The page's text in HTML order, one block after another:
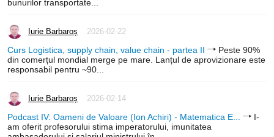
bunurilor transportate...
Iurie Barbaroș 2026-02-22
Curs Logistica, supply chain, value chain - partea II
Peste 90%
din comerțul mondial merge pe mare. Lanțul de aprovizionare este
responsabil pentru ~90...
Iurie Barbaroș 2026-02-14
Podcast IV: Oameni de Valoare (Ion Achiri) - Matematica E...
I-
am oferit profesorului stima imperatorului, imunitatea